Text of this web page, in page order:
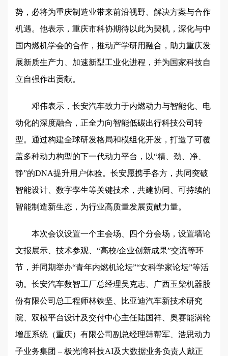
势，必将为重庆制造业带来前沿视野、解决方案与合作
机遇。他表示，重庆市科协期待以此为契机，深化与中
国内燃机学会的合作，推动产学研用融合，助力重庆发
展新质生产力、加速新型工业化进程，并为国家科技自
立自强作出贡献。
邓伟表示，长安汽车致力于内燃动力与智能化、电
动化的深度融合，正全力向智能低碳出行科技公司转
型。通过构建全球研发格局和模组化开发，打造了可覆
盖多种动力构型的下一代动力平台，以“精、劲、净、
静”的DNA提升用户体验。长安愿携手各方，共同突破
智能设计、数字孪生等关键技术，共建协同、可持续的
智能制造新生态，为行业高质量发展贡献力量。
本次会议设置一个主会场、四个分会场，设置墙论
文报展示、技术参观、“高校/企业创新成果”交流等环
节，并同期举办“青年内燃机论坛”“女科学家论坛”等活
动。长安汽车数智工厂总经理吴克志、广西玉柴机器股
份有限公司总工程师林铁坚、比亚迪汽车新技术研究
院、双模平台设计及交付中心主任陆国祥、奥赛能涡轮
增压系统（重庆）有限公司副总经理韩帮军、浩思动力
子业务集团 – 极光湾科技AI及大数据业务负责人戴正